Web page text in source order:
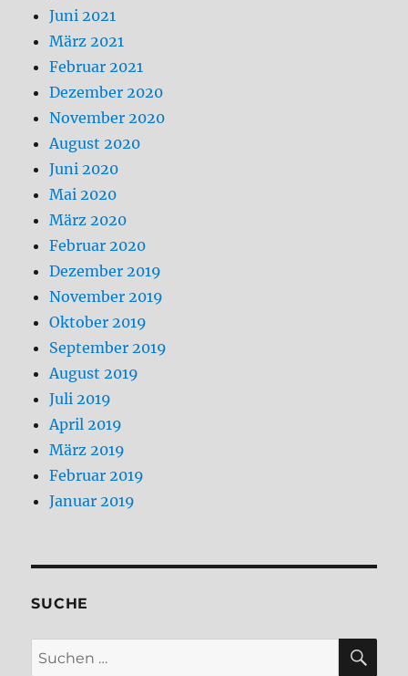
Juni 2021
März 2021
Februar 2021
Dezember 2020
November 2020
August 2020
Juni 2020
Mai 2020
März 2020
Februar 2020
Dezember 2019
November 2019
Oktober 2019
September 2019
August 2019
Juli 2019
April 2019
März 2019
Februar 2019
Januar 2019
SUCHE
Suchen